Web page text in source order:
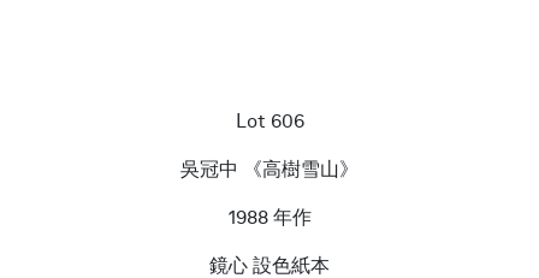
Lot 606
吳冠中 《高樹雪山》
1988 年作
鏡心 設色紙本